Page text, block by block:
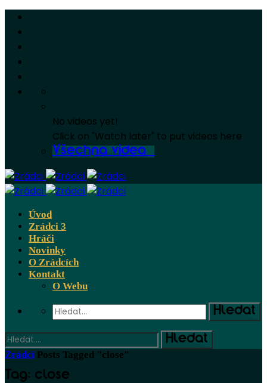
No videos yet!
Click on "Watch later" to put videos here
Všechna videa
Úvod
Zrádci 3
Hráči
Novinky
O Zrádcích
Kontakt
O Webu
Zrádci Posts Tagged "close"
Tag: close